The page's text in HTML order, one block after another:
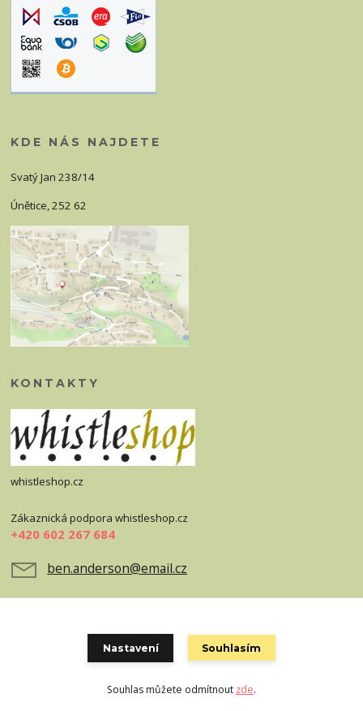
KDE NÁS NAJDETE
Svatý Jan 238/14
Únětice, 252 62
KONTAKTY
whistleshop.cz
Zákaznická podpora whistleshop.cz
+420 602 267 684
ben.anderson@email.cz
Vytvořeno na Eshop-rychle.cz
Nastavení Souhlasím
Souhlas můžete odmítnout zde.